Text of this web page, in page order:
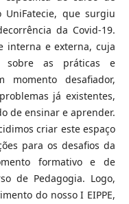
UniFatecie, que surgiu
da Covid-19.
interna e externa, cuja
sobre as práticas e
momento desafiador,
já existentes,
de ensinar e aprender.
criar este espaço
para os desafios da
formativo e de
de Pedagogia. Logo,
do nosso I EIPPE,